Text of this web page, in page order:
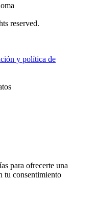
reserved.
y política de
para ofrecerte una
tu consentimiento